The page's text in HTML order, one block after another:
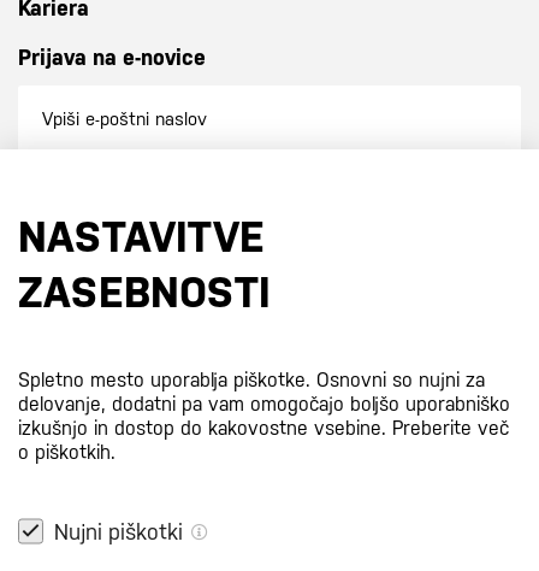
Kariera
Prijava na e-novice
S prijavo na e-novice se strinjate z
NASTAVITVE
ZASEBNOSTI
Spletno mesto uporablja piškotke. Osnovni so nujni za
delovanje, dodatni pa vam omogočajo boljšo uporabniško
izkušnjo in dostop do kakovostne vsebine. Preberite več
o piškotkih.
Nujni piškotki